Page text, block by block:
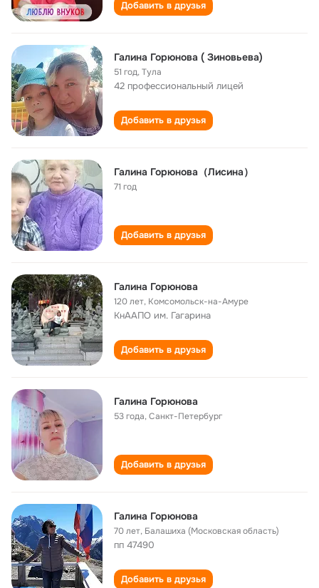
Добавить в друзья
Галина Горюнова ( Зиновьева)
51 год,Тула
42 профессиональный лицей
Добавить в друзья
Галина Горюнова（Лисина）
71 год
Добавить в друзья
Галина Горюнова
120 лет, Комсомольск-на-Амуре
КнААПО им. Гагарина
Добавить в друзья
Галина Горюнова
53 года,Санкт-Петербург
Добавить в друзья
Галина Горюнова
70 лет, Балашиха (Московская область)
пп 47490
Добавить в друзья